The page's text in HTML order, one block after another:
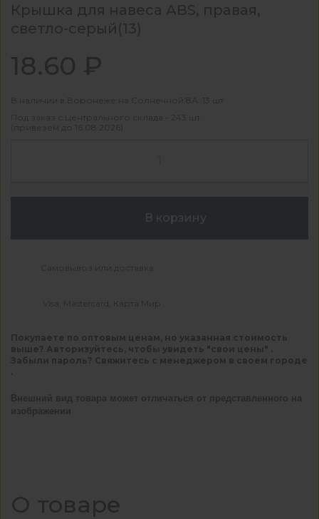
Крышка для навеса ABS, правая,
светло-серый(13)
18.60 ₽
В наличии в Воронеже на Солнечной 8А: 13 шт
Под заказ с Центрального склада - 243 шт
(привезем до 16.08.2026)
В корзину
Самовывоз или доставка
Visa, Mastercard, Карта Мир
Покупаете по оптовым ценам, но указанная стоимость
выше? Авторизуйтесь, чтобы увидеть "свои цены" .
Забыли пароль? Свяжитесь с менеджером в своем городе
Внешний вид товара может отличаться от представленного на
изображении
О товаре